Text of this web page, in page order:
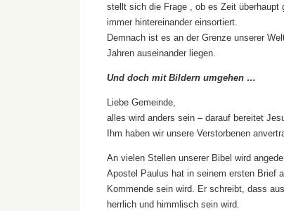
stellt sich die Frage , ob es Zeit überhaupt
immer hintereinander einsortiert.
Demnach ist es an der Grenze unserer
Jahren auseinander liegen.
Und doch mit Bildern umgehen …
Liebe Gemeinde,
alles wird anders sein – darauf bereitet
Ihm haben wir unsere Verstorbenen
An vielen Stellen unserer Bibel wird
Apostel Paulus hat in seinem ersten Brief
Kommende sein wird. Er schreibt, dass
herrlich und himmlisch sein wird.